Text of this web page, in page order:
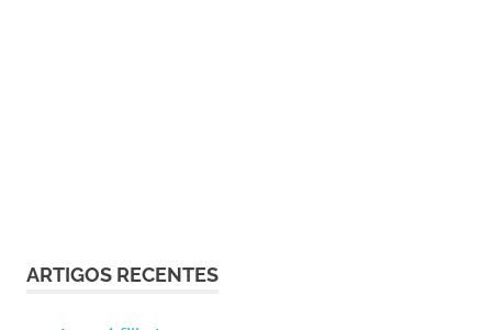
ARTIGOS RECENTES